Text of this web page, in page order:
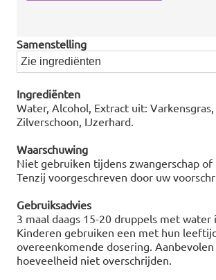
Samenstelling
Zie ingrediënten
Ingrediënten
Water, Alcohol, Extract uit:
Zilverschoon, IJzerhard.
Waarschuwing
Niet gebruiken tijdens zwangerschap
Tenzij voorgeschreven door uw
Gebruiksadvies
3 maal daags 15-20 druppels met water
Kinderen gebruiken een met hun
overeenkomende dosering.
hoeveelheid niet overschrijden.